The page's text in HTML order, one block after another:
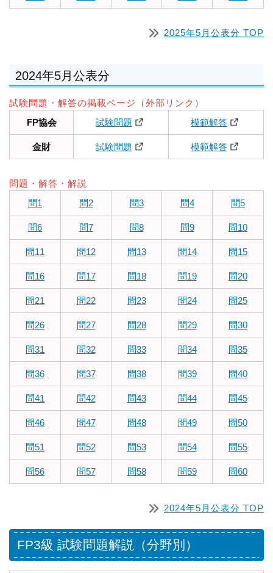
2025年5月公表分 TOP
2024年5月公表分
試験問題・解答の掲載ページ（外部リンク）
FP協会
試験問題 模範解答
金財 試験問題 模範解答
問題・解答・解説
問1
問2 問3 問4 問5
問6 問7 問8 問9 問10
問11 問12 問13 問14 問15
問16 問17 問18 問19 問20
問21 問22 問23 問24 問25
問26 問27 問28 問29 問30
問31 問32 問33 問34 問35
問36 問37 問38 問39 問40
問41 問42 問43 問44 問45
問46 問47 問48 問49 問50
問51 問52 問53 問54 問55
問56 問57 問58 問59 問60
2024年5月公表分 TOP
FP3級 試験問題解説（分野別）